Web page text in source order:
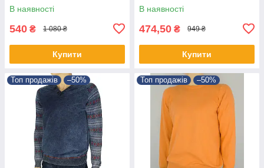
В наявності
540 ₴ 1 080 ₴
Купити
В наявності
474,50 ₴ 949 ₴
Купити
Топ продажів –50% Топ продажів –50%